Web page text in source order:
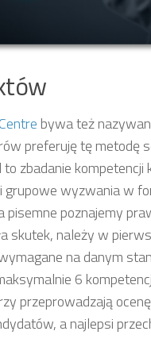
bywa też
preferuję tę metodę
zbadanie
grupowe wyzwania w
pisemne poznajemy
skutek, należy w
na danym
6
przeprowadzają
a najlepsi